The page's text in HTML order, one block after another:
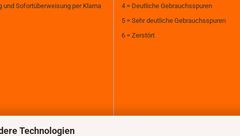
Technologien
und Sofortüberweisung per Klarna
4 = Deutliche Gebrauchsspuren
5 = Sehr deutliche Gebrauchsspuren
6 = Zerstört